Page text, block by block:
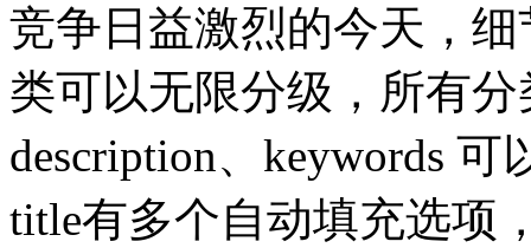
竞争日益激烈的今天，
类可以无限分级，所有
description、keywords
title有多个自动填充选项